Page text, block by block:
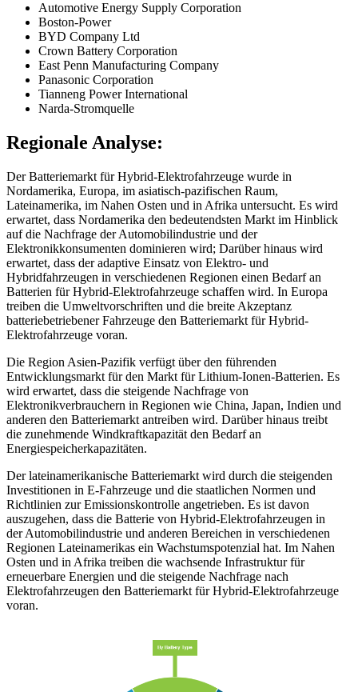
Automotive Energy Supply Corporation
Boston-Power
BYD Company Ltd
Crown Battery Corporation
East Penn Manufacturing Company
Panasonic Corporation
Tianneng Power International
Narda-Stromquelle
Regionale Analyse:
Der Batteriemarkt für Hybrid-Elektrofahrzeuge wurde in
Nordamerika, Europa, im asiatisch-pazifischen Raum,
Lateinamerika, im Nahen Osten und in Afrika untersucht. Es wird
erwartet, dass Nordamerika den bedeutendsten Markt im Hinblick
auf die Nachfrage der Automobilindustrie und der
Elektronikkonsumenten dominieren wird; Darüber hinaus wird
erwartet, dass der adaptive Einsatz von Elektro- und
Hybridfahrzeugen in verschiedenen Regionen einen Bedarf an
Batterien für Hybrid-Elektrofahrzeuge schaffen wird. In Europa
treiben die Umweltvorschriften und die breite Akzeptanz
batteriebetriebener Fahrzeuge den Batteriemarkt für Hybrid-
Elektrofahrzeuge voran.
Die Region Asien-Pazifik verfügt über den führenden
Entwicklungsmarkt für den Markt für Lithium-Ionen-Batterien. Es
wird erwartet, dass die steigende Nachfrage von
Elektronikverbrauchern in Regionen wie China, Japan, Indien und
anderen den Batteriemarkt antreiben wird. Darüber hinaus treibt
die zunehmende Windkraftkapazität den Bedarf an
Energiespeicherkapazitäten.
Der lateinamerikanische Batteriemarkt wird durch die steigenden
Investitionen in E-Fahrzeuge und die staatlichen Normen und
Richtlinien zur Emissionskontrolle angetrieben. Es ist davon
auszugehen, dass die Batterie von Hybrid-Elektrofahrzeugen in
der Automobilindustrie und anderen Bereichen in verschiedenen
Regionen Lateinamerikas ein Wachstumspotenzial hat. Im Nahen
Osten und in Afrika treiben die wachsende Infrastruktur für
erneuerbare Energien und die steigende Nachfrage nach
Elektrofahrzeugen den Batteriemarkt für Hybrid-Elektrofahrzeuge
voran.